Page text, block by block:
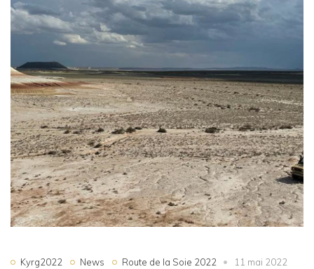
Kyrg2022 News Route de la Soie 2022 11 mai 2022